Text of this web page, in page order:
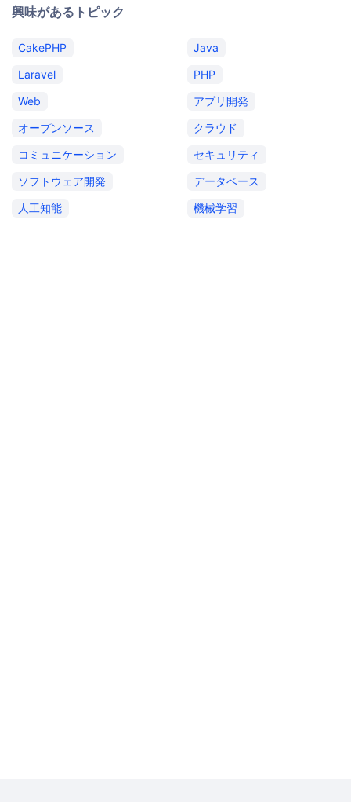
興味があるトピック
CakePHP
Java
Laravel
PHP
Web
アプリ開発
オープンソース
クラウド
コミュニケーション
セキュリティ
ソフトウェア開発
データベース
人工知能
機械学習